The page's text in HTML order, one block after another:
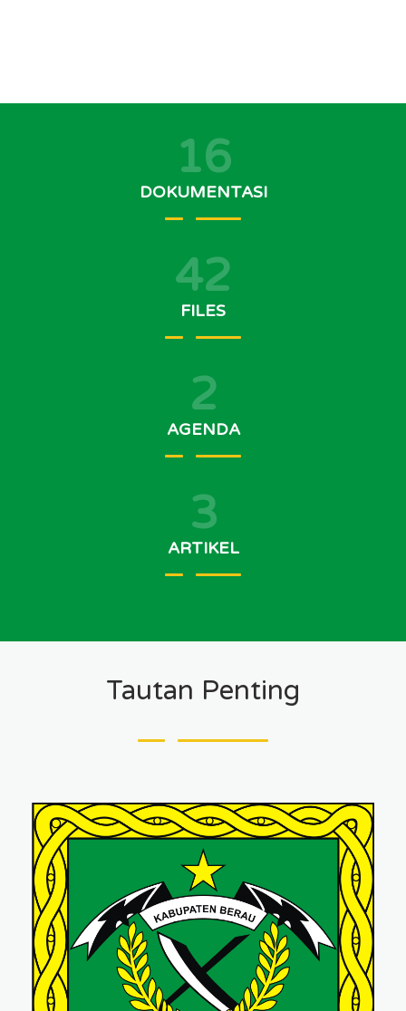
16
DOKUMENTASI
42
FILES
2
AGENDA
3
ARTIKEL
Tautan Penting